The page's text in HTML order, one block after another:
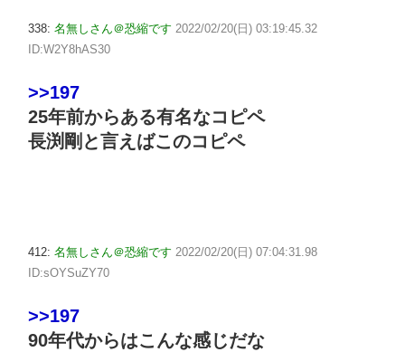
338: 名無しさん＠恐縮です 2022/02/20(日) 03:19:45.32
ID:W2Y8hAS30
>>197
25年前からある有名なコピペ
長渕剛と言えばこのコピペ
412: 名無しさん＠恐縮です 2022/02/20(日) 07:04:31.98
ID:sOYSuZY70
>>197
90年代からはこんな感じだな